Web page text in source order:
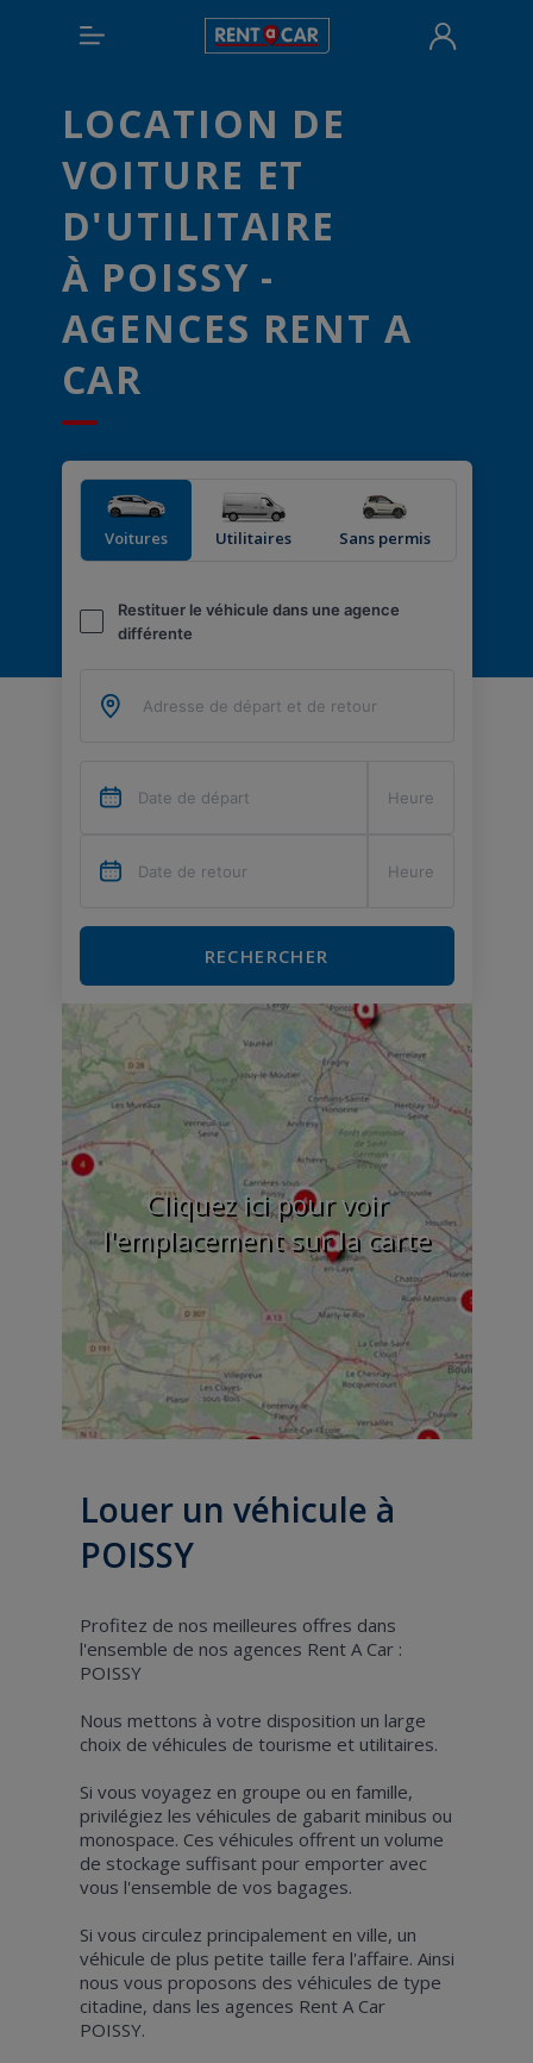
LOCATION DE
VOITURE ET
D'UTILITAIRE
À POISSY -
AGENCES RENT A
CAR
Voitures Utilitaires Sans permis
Restituer le véhicule dans une agence
différente
RECHERCHER
Cliquez ici pour voir
l'emplacement sur la carte
Louer un véhicule à
POISSY
Profitez de nos meilleures offres dans
l'ensemble de nos agences Rent A Car :
POISSY
Nous mettons à votre disposition un large
choix de véhicules de tourisme et utilitaires.
Si vous voyagez en groupe ou en famille,
privilégiez les véhicules de gabarit minibus ou
monospace. Ces véhicules offrent un volume
de stockage suffisant pour emporter avec
vous l'ensemble de vos bagages.
Si vous circulez principalement en ville, un
véhicule de plus petite taille fera l'affaire. Ainsi
nous vous proposons des véhicules de type
citadine, dans les agences Rent A Car
POISSY.